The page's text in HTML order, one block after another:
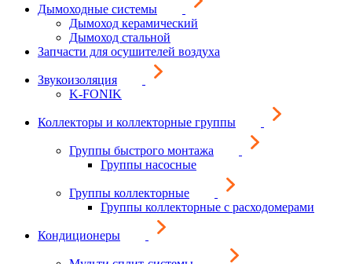
Дымоходные системы
Дымоход керамический
Дымоход стальной
Запчасти для осушителей воздуха
Звукоизоляция
K-FONIK
Коллекторы и коллекторные группы
Группы быстрого монтажа
Группы насосные
Группы коллекторные
Группы коллекторные с расходомерами
Кондиционеры